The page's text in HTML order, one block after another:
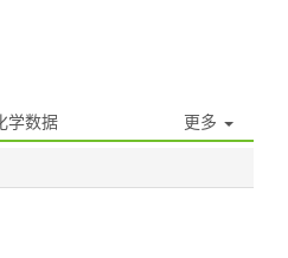
学数据 更多